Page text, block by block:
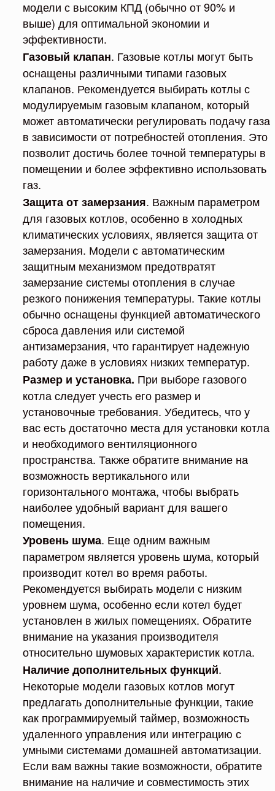
модели с высоким КПД (обычно от 90% и
выше) для оптимальной экономии и
эффективности.
Газовый клапан. Газовые котлы могут быть
оснащены различными типами газовых
клапанов. Рекомендуется выбирать котлы с
модулируемым газовым клапаном, который
может автоматически регулировать подачу газа
в зависимости от потребностей отопления. Это
позволит достичь более точной температуры в
помещении и более эффективно использовать
газ.
Защита от замерзания. Важным параметром
для газовых котлов, особенно в холодных
климатических условиях, является защита от
замерзания. Модели с автоматическим
защитным механизмом предотвратят
замерзание системы отопления в случае
резкого понижения температуры. Такие котлы
обычно оснащены функцией автоматического
сброса давления или системой
антизамерзания, что гарантирует надежную
работу даже в условиях низких температур.
Размер и установка. При выборе газового
котла следует учесть его размер и
установочные требования. Убедитесь, что у
вас есть достаточно места для установки котла
и необходимого вентиляционного
пространства. Также обратите внимание на
возможность вертикального или
горизонтального монтажа, чтобы выбрать
наиболее удобный вариант для вашего
помещения.
Уровень шума. Еще одним важным
параметром является уровень шума, который
производит котел во время работы.
Рекомендуется выбирать модели с низким
уровнем шума, особенно если котел будет
установлен в жилых помещениях. Обратите
внимание на указания производителя
относительно шумовых характеристик котла.
Наличие дополнительных функций.
Некоторые модели газовых котлов могут
предлагать дополнительные функции, такие
как программируемый таймер, возможность
удаленного управления или интеграцию с
умными системами домашней автоматизации.
Если вам важны такие возможности, обратите
внимание на наличие и совместимость этих